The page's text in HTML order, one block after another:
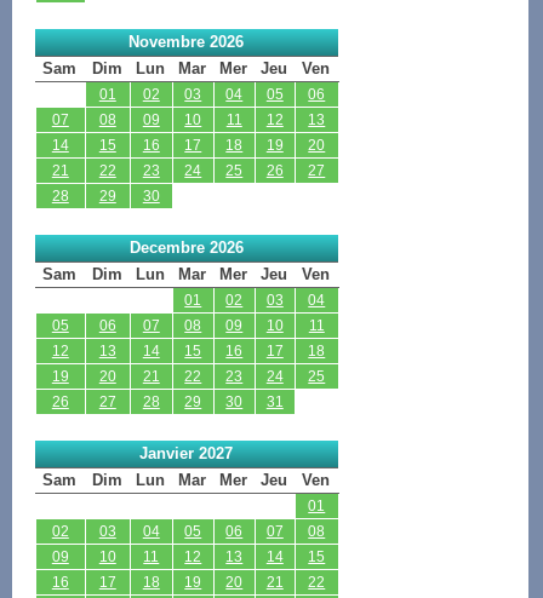
Novembre 2026
Sam
Dim Lun Mar Mer Jeu Ven
01 02 03 04 05
06
07
08 09 10 11 12
13
14
15 16 17 18 19
20
21
22 23 24 25 26
27
28
29 30
Decembre 2026
Sam
Dim Lun Mar Mer Jeu Ven
01 02 03
04
05
06 07 08 09 10
11
12
13 14 15 16 17
18
19
20 21 22 23 24
25
26
27 28 29 30 31
Janvier 2027
Sam
Dim Lun Mar Mer Jeu Ven
01
02
03 04 05 06 07
08
09
10 11 12 13 14
15
16
17 18 19 20 21
22